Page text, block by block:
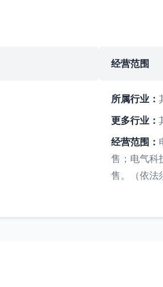
经营范围
所属行业：
更多行业：
经营范围：
售；电气科
售。（依法